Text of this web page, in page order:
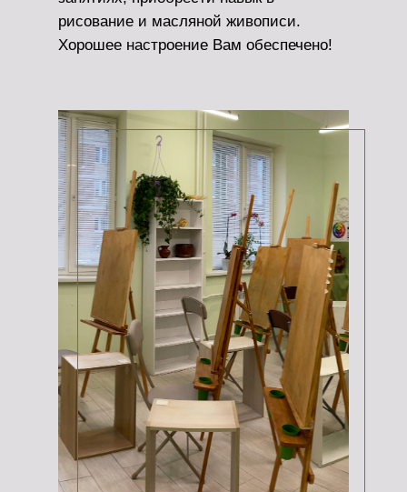
рисование и масляной живописи.
Хорошее настроение Вам обеспечено!